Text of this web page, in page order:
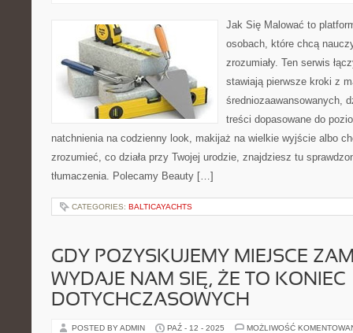
Jak Się Malować to
osobach, które chcą
zrozumiały. Ten serwis
stawiają pierwsze kroki z
średniozaawansowanych,
treści dopasowane do
natchnienia na codzienny look, makijaż na wielkie wyjście albo
zrozumieć, co działa przy Twojej urodzie, znajdziesz tu
tłumaczenia. Polecamy Beauty […]
CATEGORIES: BALTICAYACHTS
GDY POZYSKUJEMY MIEJSCE
WYDAJE NAM SIĘ, ŻE TO KONIEC
DOTYCHCZASOWYCH
POSTED BY ADMIN PAŹ - 12 - 2025 MOŻLIWOŚĆ